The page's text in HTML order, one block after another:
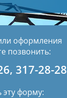
оформления
позвонить:
, 317-28-28
эту форму: